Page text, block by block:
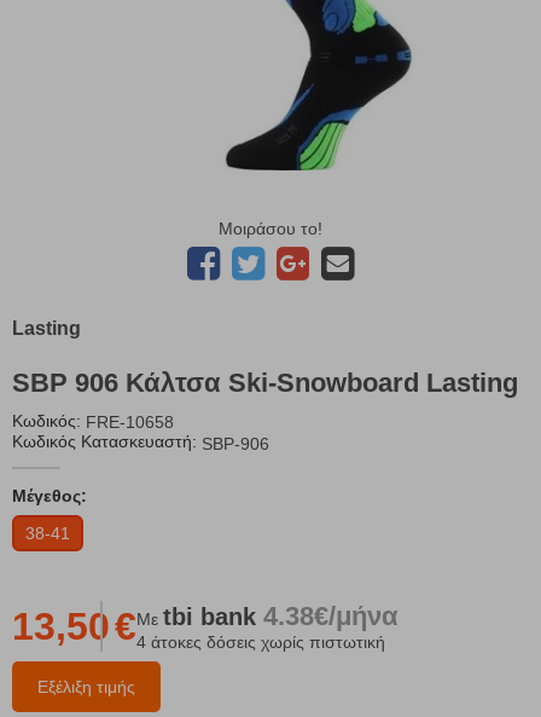
Μοιράσου το!
Lasting
SBP 906 Κάλτσα Ski-Snowboard Lasting
Κωδικός: FRE-10658
Κωδικός Κατασκευαστή: SBP-906
Μέγεθος:
38-41
Εξέλιξη τιμής
13,50€Με tbi bank 4.38€/μήνα
4 άτοκες δόσεις χωρίς πιστωτική